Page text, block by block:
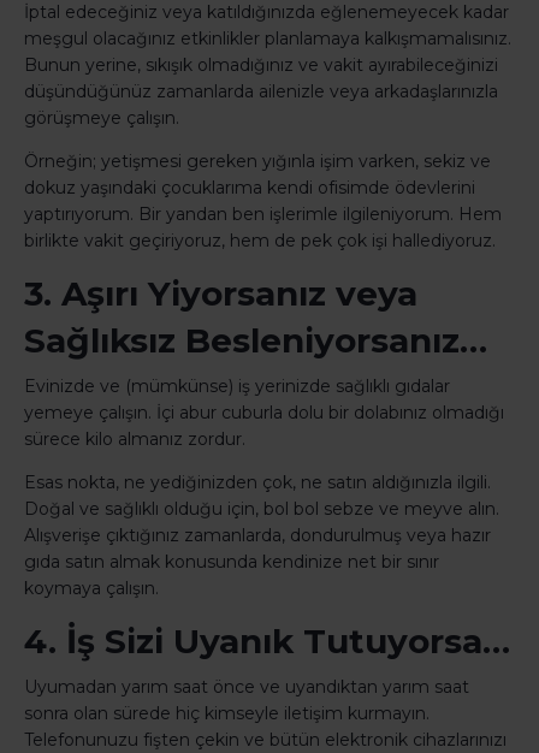
İptal edeceğiniz veya katıldığınızda eğlenemeyecek kadar
meşgul olacağınız etkinlikler planlamaya kalkışmamalısınız.
Bunun yerine, sıkışık olmadığınız ve vakit ayırabileceğinizi
düşündüğünüz zamanlarda ailenizle veya arkadaşlarınızla
görüşmeye çalışın.
Örneğin; yetişmesi gereken yığınla işim varken, sekiz ve
dokuz yaşındaki çocuklarıma kendi ofisimde ödevlerini
yaptırıyorum. Bir yandan ben işlerimle ilgileniyorum. Hem
birlikte vakit geçiriyoruz, hem de pek çok işi hallediyoruz.
3. Aşırı Yiyorsanız veya
Sağlıksız Besleniyorsanız…
Evinizde ve (mümkünse) iş yerinizde sağlıklı gıdalar
yemeye çalışın. İçi abur cuburla dolu bir dolabınız olmadığı
sürece kilo almanız zordur.
Esas nokta, ne yediğinizden çok, ne satın aldığınızla ilgili.
Doğal ve sağlıklı olduğu için, bol bol sebze ve meyve alın.
Alışverişe çıktığınız zamanlarda, dondurulmuş veya hazır
gıda satın almak konusunda kendinize net bir sınır
koymaya çalışın.
4. İş Sizi Uyanık Tutuyorsa…
Uyumadan yarım saat önce ve uyandıktan yarım saat
sonra olan sürede hiç kimseyle iletişim kurmayın.
Telefonunuzu fişten çekin ve bütün elektronik cihazlarınızı